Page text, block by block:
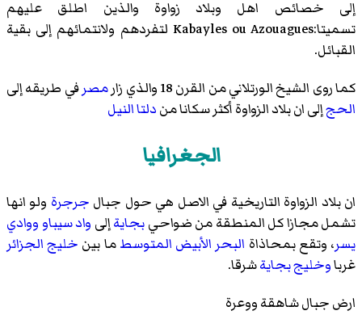
إلى خصائص اهل وبلاد زواوة والذين اطلق عليهم
تسميتا:Kabayles ou Azouagues لتفردهم ولانتمائهم إلى بقية
القبائل.
كما روى الشيخ الورتلاني من القرن 18 والذي زار
مصرفي طريقه إلى
الحجإلى ان بلاد الزواوة أكثر سكانا مندلتا النيل
الجغرافيا
ان بلاد الزواوة التاريخية في الاصل هي حول جبال جرجرة ولو انها
تشمل مجازا كل المنطقة من ضواحيبجايةإلى واد سيباو ووادي
يسر، وتقع بمحاذاة البحر الأبيض المتوسطما بين خليج الجزائر
غرباوخليج بجايةشرقا.
ارض جبال شاهقة ووعرة